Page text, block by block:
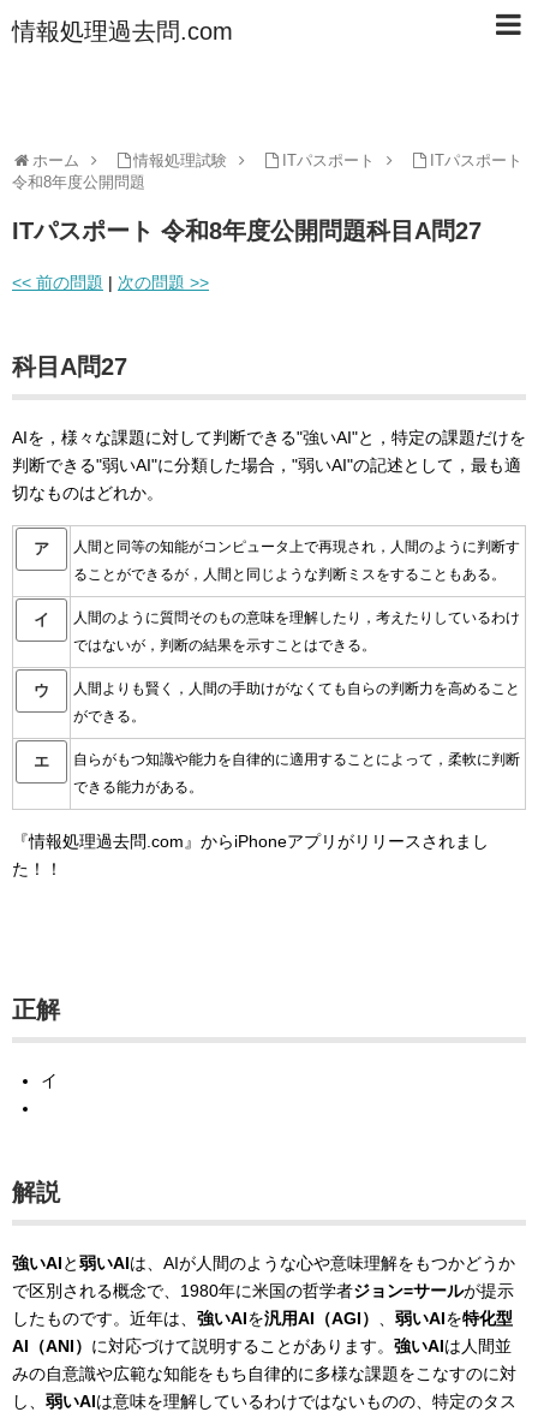
情報処理過去問.com
ホーム 情報処理試験 ITパスポート
ITパスポート
令和8年度公開問題
ITパスポート 令和8年度公開問題科目A問27
<< 前の問題 | 次の問題 >>
科目A問27
AIを，様々な課題に対して判断できる"強いAI"と，特定の課題だけを
判断できる"弱いAI"に分類した場合，"弱いAI"の記述として，最も適
切なものはどれか。
ア
人間と同等の知能がコンピュータ上で再現され，人間のように判断す
ることができるが，人間と同じような判断ミスをすることもある。
イ
人間のように質問そのもの意味を理解したり，考えたりしているわけ
ではないが，判断の結果を示すことはできる。
ウ
人間よりも賢く，人間の手助けがなくても自らの判断力を高めること
ができる。
エ
自らがもつ知識や能力を自律的に適用することによって，柔軟に判断
できる能力がある。
『情報処理過去問.com』からiPhoneアプリがリリースされまし
た！！
正解
イ
解説
強いAIと弱いAIは、AIが人間のような心や意味理解をもつかどうか
で区別される概念で、1980年に米国の哲学者ジョン=サールが提示
したものです。近年は、 強いAIを汎用AI（AGI） 弱いAIを特化型
AI（ANI） に対応づけて説明することがあります。 強いAIは人間並
みの自意識や広範な知能をもち自律的に多様な課題をこなすのに対
し、 弱いAIは意味を理解しているわけではないものの、特定のタス